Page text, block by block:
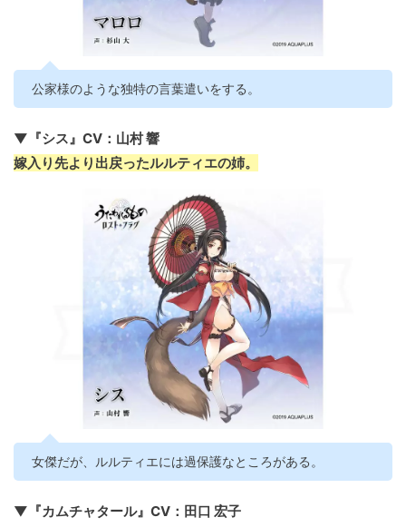
公家様のような独特の言葉遣いをする。
▼『シス』CV：山村 響
嫁入り先より出戻ったルルティエの姉。
女傑だが、ルルティエには過保護なところがある。
▼『カムチャタール』CV：田口 宏子